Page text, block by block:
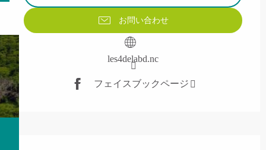
お問い合わせ
les4delabd.nc
フェイスブックページ